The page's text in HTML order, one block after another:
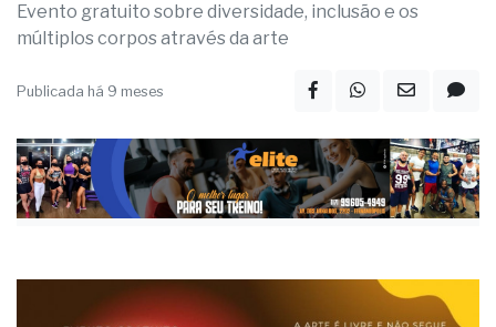
Evento gratuito sobre diversidade, inclusão e os
múltiplos corpos através da arte
Publicada há 9 meses